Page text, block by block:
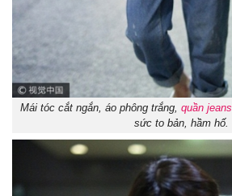
Mái tóc cắt ngắn, áo phông trắng, quần jeans
sức to bản, hầm hố.